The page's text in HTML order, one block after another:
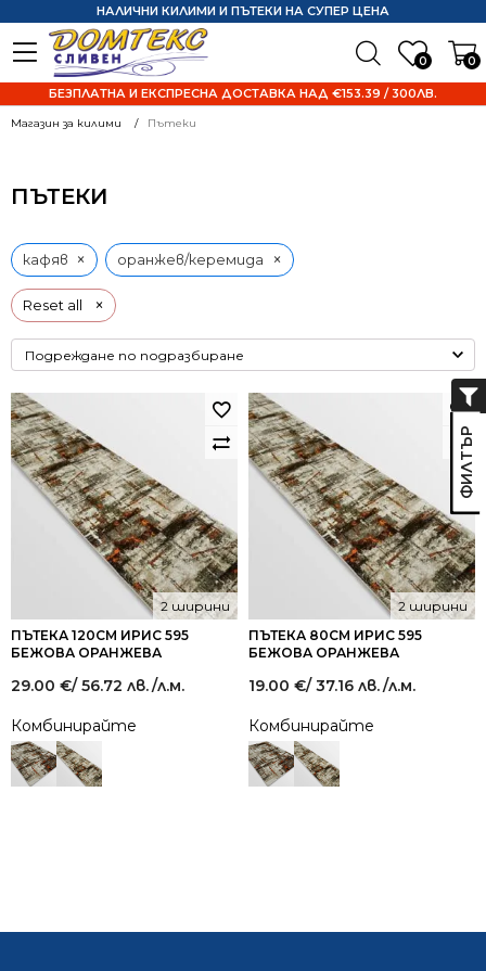
0 0
НАЛИЧНИ КИЛИМИ И ПЪТЕКИ НА СУПЕР ЦЕНА
БЕЗПЛАТНА И ЕКСПРЕСНА ДОСТАВКА НАД €153.39 / 300ЛВ.
Магазин за килими Пътеки
ПЪТЕКИ
Reset all ×
кафяв × оранжев/керемида ×
ПЪТЕКА 120СМ ИРИС 595
БЕЖОВА ОРАНЖЕВА
2 ширини
29.00 €/ 56.72 лв./л.м.
Комбинирайте
ПЪТЕКА 80СМ ИРИС 595
БЕЖОВА ОРАНЖЕВА
2 ширини
19.00 €/ 37.16 лв./л.м.
Комбинирайте